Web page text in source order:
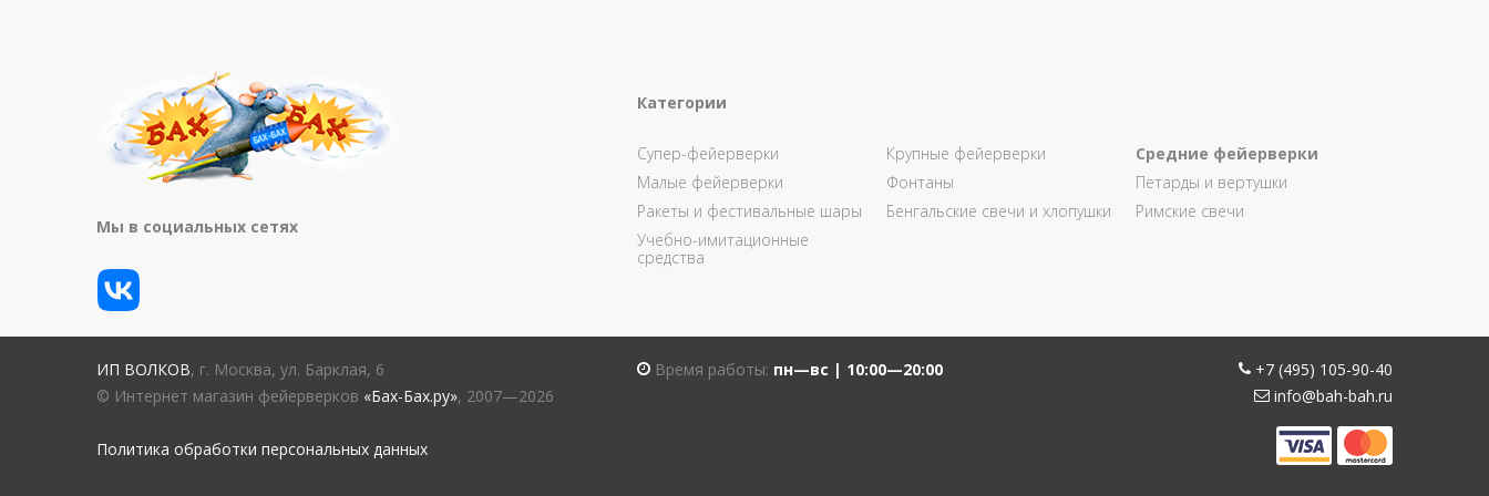
Категории
Супер-фейерверки Крупные фейерверки
Средние фейерверки
Малые фейерверки
Фонтаны
Петарды и вертушки
Ракеты и фестивальные шары
Бенгальские свечи и хлопушки
Римские свечи
Учебно-имитационные
средства
Мы в социальных сетях
ИП ВОЛКОВ, г. Москва, ул. Барклая, 6
© Интернет магазин фейерверков «Бах-Бах.ру», 2007—2026
Политика обработки персональных данных
Время работы: пн—вс | 10:00—20:00
+7 (495) 105-90-40
info@bah-bah.ru